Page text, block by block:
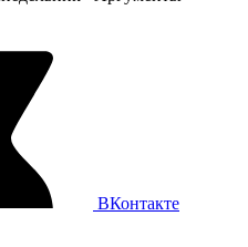
ВКонтакте